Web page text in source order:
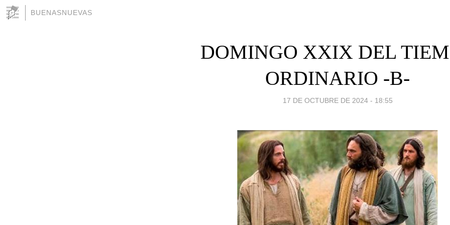
BUENASNUEVAS
DOMINGO XXIX DEL
ORDINARIO -B-
17 DE OCTUBRE DE 2024 - 18:55